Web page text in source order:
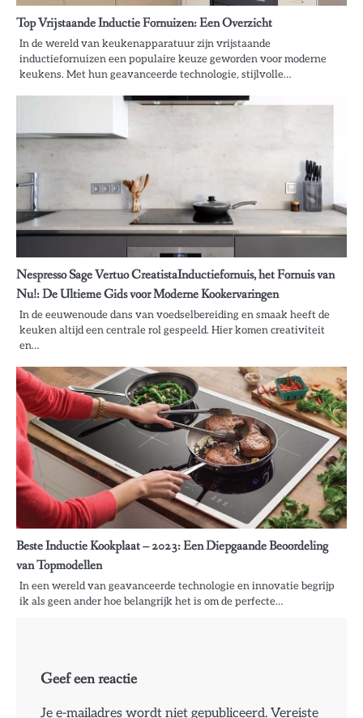
Top Vrijstaande Inductie Fornuizen: Een Overzicht
In de wereld van keukenapparatuur zijn vrijstaande
inductiefornuizen een populaire keuze geworden voor moderne
keukens. Met hun geavanceerde technologie, stijlvolle…
Nespresso Sage Vertuo CreatistaInductiefornuis, het Fornuis van
Nu!: De Ultieme Gids voor Moderne Kookervaringen
In de eeuwenoude dans van voedselbereiding en smaak heeft de
keuken altijd een centrale rol gespeeld. Hier komen creativiteit
en…
Beste Inductie Kookplaat – 2023: Een Diepgaande Beoordeling
van Topmodellen
In een wereld van geavanceerde technologie en innovatie begrijp
ik als geen ander hoe belangrijk het is om de perfecte…
Geef een reactie
Je e-mailadres wordt niet gepubliceerd. Vereiste